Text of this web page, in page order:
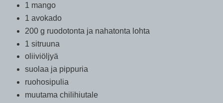
1 mango
1 avokado
200 g ruodotonta ja nahatonta lohta
1 sitruuna
oliiviöljyä
suolaa ja pippuria
ruohosipulia
muutama chilihiutale